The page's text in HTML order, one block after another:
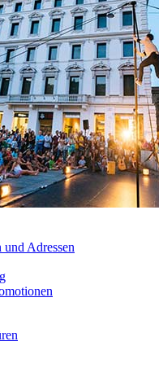
Adressen